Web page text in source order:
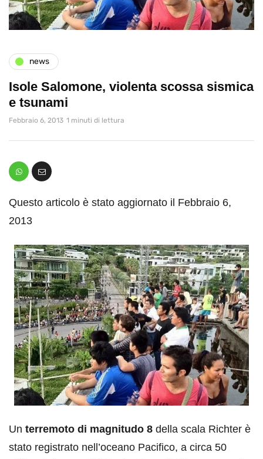
news
Isole Salomone, violenta scossa sismica
e tsunami
Febbraio 6, 2013 1 minuti di lettura
Questo articolo è stato aggiornato il Febbraio 6,
2013
Un terremoto di magnitudo 8 della scala Richter è
stato registrato nell’oceano Pacifico, a circa 50